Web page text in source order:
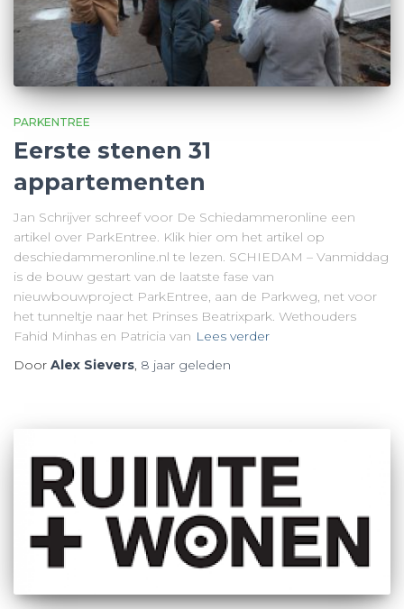
PARKENTREE
Eerste stenen 31
appartementen
Jan Schrijver schreef voor De Schiedammeronline een
artikel over ParkEntree. Klik hier om het artikel op
deschiedammeronline.nl te lezen. SCHIEDAM – Vanmiddag
is de bouw gestart van de laatste fase van
nieuwbouwproject ParkEntree, aan de Parkweg, net voor
het tunneltje naar het Prinses Beatrixpark. Wethouders
Fahid Minhas en Patricia van Lees verder
Door Alex Sievers, 8 jaar geleden